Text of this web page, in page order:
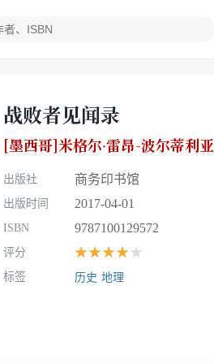
战败者见闻录
[墨西哥]米格尔·雷昂-波尔蒂利亚
出版社 商务印书馆
出版时间 2017-04-01
ISBN 9787100129572
评分 ★★★★★
标签 历史 地理